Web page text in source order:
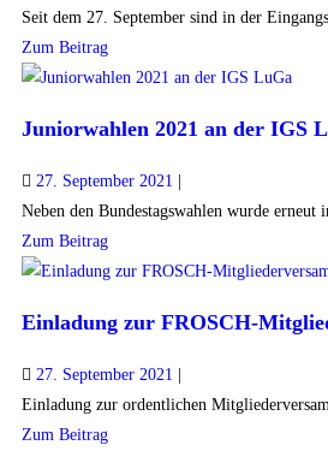
Seit dem 27. September sind in der
Zum Beitrag
Juniorwahlen 2021 an der IGS
27. September 2021
Neben den Bundestagswahlen wurde
Zum Beitrag
Einladung zur FROSCH-
27. September 2021
Einladung zur ordentlichen
Zum Beitrag